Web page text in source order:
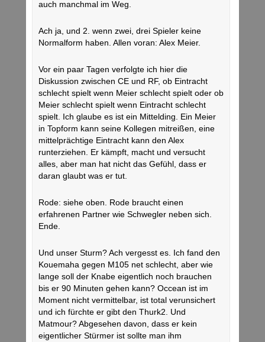
auch manchmal im Weg.
Ach ja, und 2. wenn zwei, drei Spieler keine
Normalform haben. Allen voran: Alex Meier.
Vor ein paar Tagen verfolgte ich hier die
Diskussion zwischen CE und RF, ob Eintracht
schlecht spielt wenn Meier schlecht spielt oder ob
Meier schlecht spielt wenn Eintracht schlecht
spielt. Ich glaube es ist ein Mittelding. Ein Meier
in Topform kann seine Kollegen mitreißen, eine
mittelprächtige Eintracht kann den Alex
runterziehen. Er kämpft, macht und versucht
alles, aber man hat nicht das Gefühl, dass er
daran glaubt was er tut.
Rode: siehe oben. Rode braucht einen
erfahrenen Partner wie Schwegler neben sich.
Ende.
Und unser Sturm? Ach vergesst es. Ich fand den
Kouemaha gegen M105 net schlecht, aber wie
lange soll der Knabe eigentlich noch brauchen
bis er 90 Minuten gehen kann? Occean ist im
Moment nicht vermittelbar, ist total verunsichert
und ich fürchte er gibt den Thurk2. Und
Matmour? Abgesehen davon, dass er kein
eigentlicher Stürmer ist sollte man ihm